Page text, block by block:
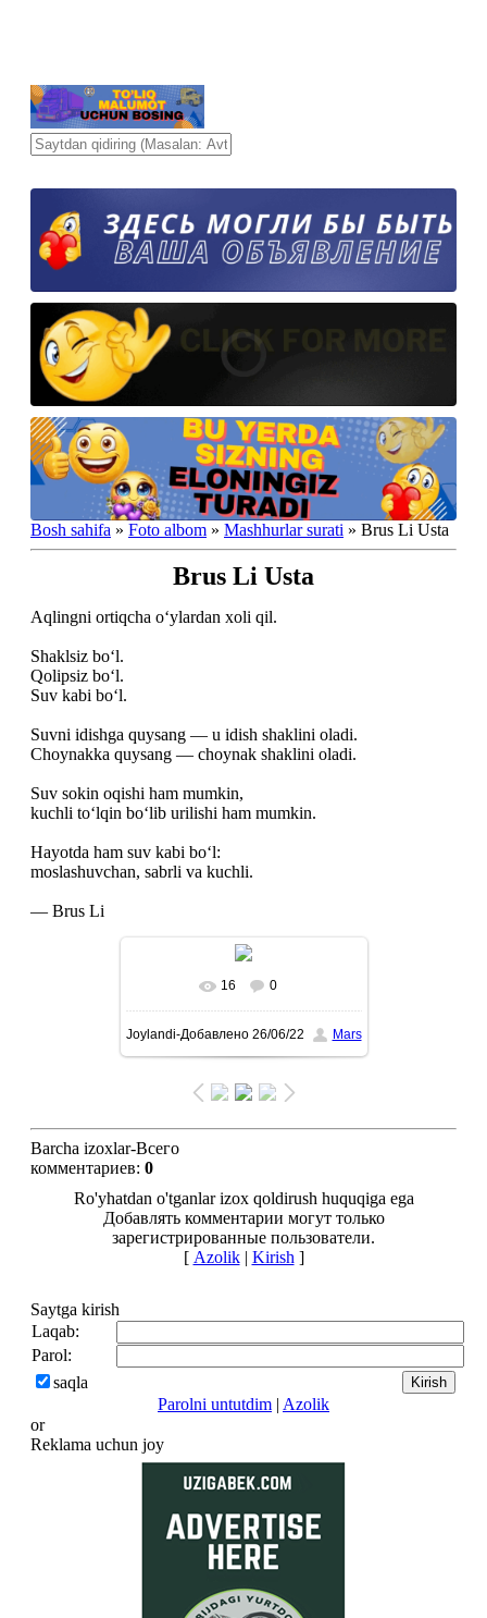
Bosh sahifa » Foto albom » Mashhurlar surati » Brus Li Usta
Brus Li Usta
Aqlingni ortiqcha o‘ylardan xoli qil.
Shaklsiz bo‘l.
Qolipsiz bo‘l.
Suv kabi bo‘l.
Suvni idishga quysang — u idish shaklini oladi.
Choynakka quysang — choynak shaklini oladi.
Suv sokin oqishi ham mumkin,
kuchli to‘lqin bo‘lib urilishi ham mumkin.
Hayotda ham suv kabi bo‘l:
moslashuvchan, sabrli va kuchli.
— Brus Li
To'liq ko'rish-В реальном
размере 1080x1350/ 151.5Kb
16 0
Joylandi-Добавлено26/06/22 Mars
Barcha izoxlar-Всего
комментариев: 0
Ro'yhatdan o'tganlar izox qoldirush huquqiga ega
Добавлять комментарии могут только
зарегистрированные пользователи.
[ Azolik| Kirish ]
Saytga kirish
Laqab:
Parol:
saqla
Parolni untutdim | Azolik
or
Reklama uchun joy